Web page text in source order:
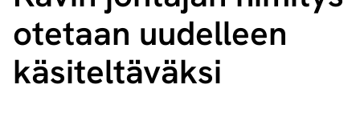
otetaan uudelleen
käsiteltäväksi